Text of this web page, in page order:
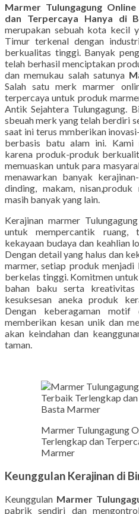
Marmer Tulungagung
dan Terpercaya Hanya di
merupakan sebuah kota kecil
Timur terkenal dengan
berkualitas tinggi. Banyak
telah berhasil menciptakan
dan memukau salah satunya
Salah satu merk marmer
terpercaya untuk produk
Antik Sejahtera Tulungagung.
sbeuah merk yang telah berdiri
saat ini terus mmberikan
berbasis batu alam ini.
karena produk-produk
memuaskan untuk para
menawarkan banyak
dinding, makam,
masih banyak yang lain.
Kerajinan marmer
untuk mempercantik
kekayaan budaya dan keahlian
Dengan detail yang halus dan
marmer, setiap produk
berkelas tinggi. Komitmen
bahan baku serta
kesuksesan aneka produk
Dengan keberagaman
memberikan kesan unik dan
akan keindahan dan
taman.
Marmer Tulungagung
Terlengkap dan
Marmer
Keunggulan Kerajinan di
Keunggulan Marmer
pabrik sendiri dan